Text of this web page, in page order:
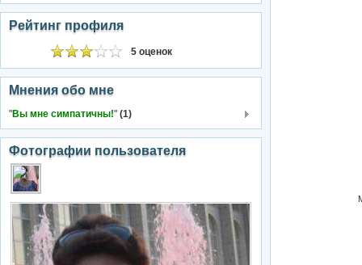
Рейтинг профиля
5 оценок
Мнения обо мне
"Вы мне симпатичны!" (1)
Фотографии пользователя